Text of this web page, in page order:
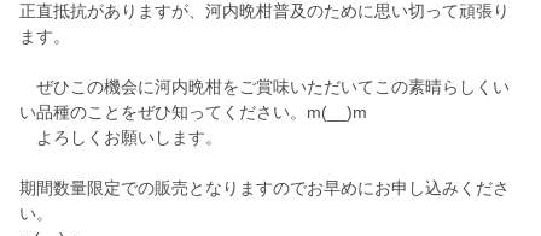
正直抵抗がありますが、河内晩柑普及のために思い切って頑張り
ます。
ぜひこの機会に河内晩柑をご賞味いただいてこの素晴らしくい
い品種のことをぜひ知ってください。m(__)m
よろしくお願いします。
期間数量限定での販売となりますのでお早めにお申し込みくださ
い。